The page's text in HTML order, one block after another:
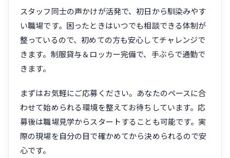
スタッフ同士の声かけが活発で、初日から馴染みやす
い職場です。困ったときはいつでも相談できる体制が
整っているので、初めての方も安心してチャレンジで
きます。制服貸与＆ロッカー完備で、手ぶらで通勤で
きます。
まずはお気軽にご応募ください。あなたのペースに合
わせて始められる環境を整えてお待ちしています。応
募後は職場見学からスタートすることも可能です。実
際の現場を自分の目で確かめてから決められるので安
心です。